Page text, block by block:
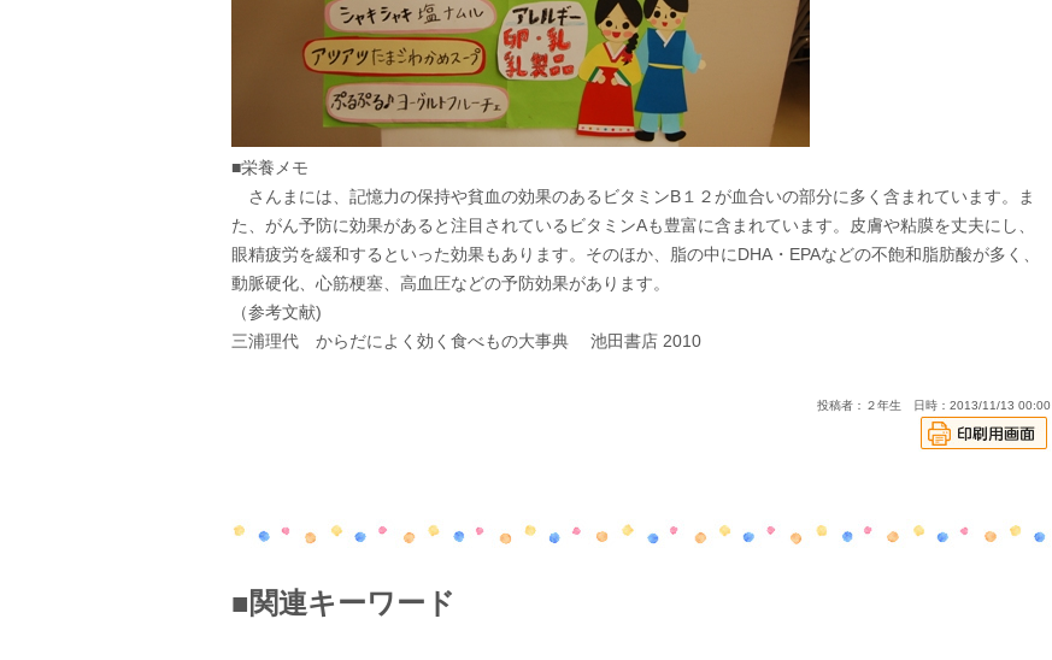
■栄養メモ
さんまには、記憶力の保持や貧血の効果のあるビタミンB１２が血合いの部分に多く含まれています。ま
た、がん予防に効果があると注目されているビタミンAも豊富に含まれています。皮膚や粘膜を丈夫にし、
眼精疲労を緩和するといった効果もあります。そのほか、脂の中にDHA・EPAなどの不飽和脂肪酸が多く、
動脈硬化、心筋梗塞、高血圧などの予防効果があります。
（参考文献)
三浦理代 からだによく効く食べもの大事典 池田書店 2010
投稿者：２年生 日時：2013/11/13 00:00
■関連キーワード